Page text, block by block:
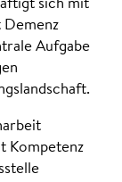
sich mit
Demenz
Aufgabe
Kompetenz